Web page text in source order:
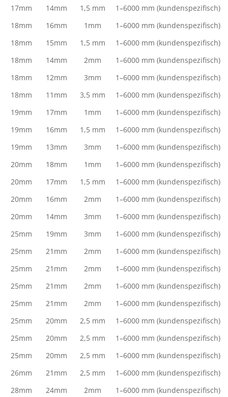
17mm 14mm 1,5 mm
1–6000 mm (kundenspezifisch)
18mm
16mm 1mm
1–6000 mm (kundenspezifisch)
18mm
15mm 1,5 mm
1–6000 mm (kundenspezifisch)
18mm
14mm 2mm
1–6000 mm (kundenspezifisch)
18mm
12mm 3mm
1–6000 mm (kundenspezifisch)
18mm
11mm 3,5 mm
1–6000 mm (kundenspezifisch)
19mm
17mm 1mm
1–6000 mm (kundenspezifisch)
19mm
16mm 1,5 mm
1–6000 mm (kundenspezifisch)
19mm
13mm 3mm
1–6000 mm (kundenspezifisch)
20mm
18mm 1mm
1–6000 mm (kundenspezifisch)
20mm
17mm 1,5 mm
1–6000 mm (kundenspezifisch)
20mm
16mm 2mm
1–6000 mm (kundenspezifisch)
20mm
14mm 3mm
1–6000 mm (kundenspezifisch)
25mm
19mm 3mm
1–6000 mm (kundenspezifisch)
25mm
21mm 2mm
1–6000 mm (kundenspezifisch)
25mm
21mm 2mm
1–6000 mm (kundenspezifisch)
25mm
21mm 2mm
1–6000 mm (kundenspezifisch)
25mm
21mm 2mm
1–6000 mm (kundenspezifisch)
25mm
20mm 2,5 mm
1–6000 mm (kundenspezifisch)
25mm
20mm 2,5 mm
1–6000 mm (kundenspezifisch)
25mm
20mm 2,5 mm
1–6000 mm (kundenspezifisch)
26mm
21mm 2,5 mm
1–6000 mm (kundenspezifisch)
28mm
24mm 2mm
1–6000 mm (kundenspezifisch)